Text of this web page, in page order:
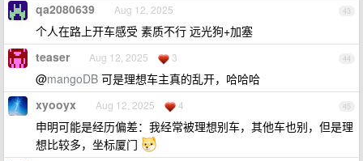
43
qa2080639 Aug 12, 2025
个人在路上开车感受 素质不行 远光狗+加塞
44
teaser Aug 12, 2025 3
@mangoDB 可是理想车主真的乱开，哈哈哈
45
xyooyx Aug 12, 2025 4
申明可能是经历偏差：我经常被理想别车，其他车也别，但是理
想比较多，坐标厦门